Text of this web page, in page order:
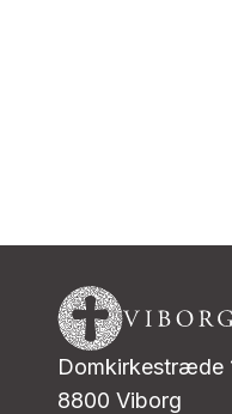
Domkirkestræde
8800 Viborg